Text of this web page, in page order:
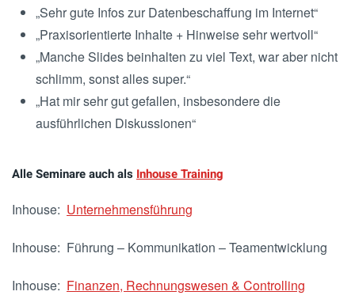
„Sehr gute Infos zur Datenbeschaffung im Internet“
„Praxisorientierte Inhalte + Hinweise sehr wertvoll“
„Manche Slides beinhalten zu viel Text, war aber nicht
schlimm, sonst alles super.“
„Hat mir sehr gut gefallen, insbesondere die
ausführlichen Diskussionen“
Alle Seminare auch als Inhouse Training
Inhouse: Unternehmensführung
Inhouse: Führung – Kommunikation – Teamentwicklung
Inhouse: Finanzen, Rechnungswesen & Controlling